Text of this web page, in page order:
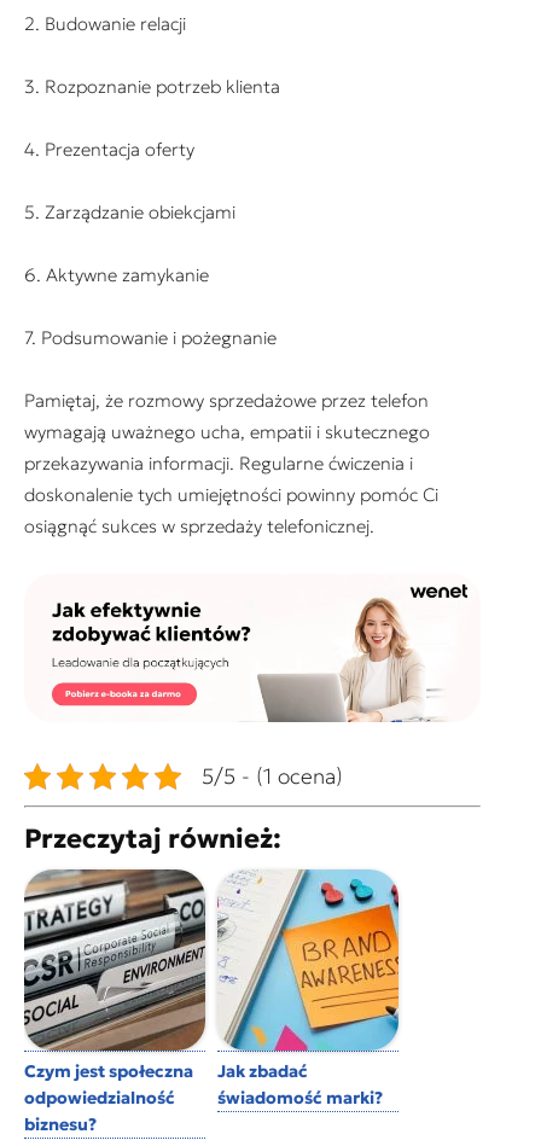
2. Budowanie relacji
3. Rozpoznanie potrzeb klienta
4. Prezentacja oferty
5. Zarządzanie obiekcjami
6. Aktywne zamykanie
7. Podsumowanie i pożegnanie
Pamiętaj, że rozmowy sprzedażowe przez telefon
wymagają uważnego ucha, empatii i skutecznego
przekazywania informacji. Regularne ćwiczenia i
doskonalenie tych umiejętności powinny pomóc Ci
osiągnąć sukces w sprzedaży telefonicznej.
5/5 - (1 ocena)
Przeczytaj również:
Czym jest społeczna
odpowiedzialność
biznesu?
Jak zbadać
świadomość marki?